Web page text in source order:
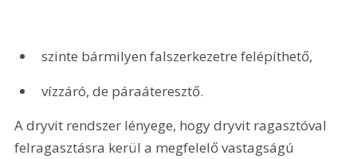
szinte bármilyen falszerkezetre felépíthető,
vízzáró, de páraáteresztő.
A dryvit rendszer lényege, hogy dryvit ragasztóval
felragasztásra kerül a megfelelő vastagságú